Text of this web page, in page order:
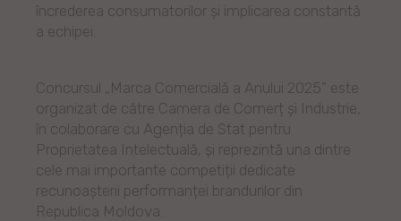
încrederea consumatorilor și implicarea constantă
a echipei.
Concursul „Marca Comercială a Anului 2025” este
organizat de către Camera de Comerț și Industrie,
în colaborare cu Agenția de Stat pentru
Proprietatea Intelectuală, și reprezintă una dintre
cele mai importante competiții dedicate
recunoașterii performanței brandurilor din
Republica Moldova.